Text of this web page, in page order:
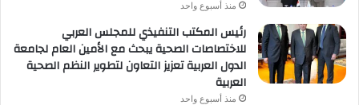
منذ أسبوع واحد
رئيس المكتب التنفيذي للمجلس العربي
للاختصاصات الصحية يبحث مع الأمين العام لجامعة
الدول العربية تعزيز التعاون لتطوير النظم الصحية
العربية
منذ أسبوع واحد